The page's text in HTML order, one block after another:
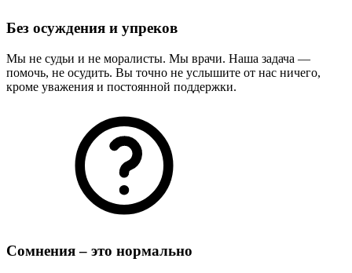
Без осуждения и упреков
Мы не судьи и не моралисты. Мы врачи. Наша задача —
помочь, не осудить. Вы точно не услышите от нас ничего,
кроме уважения и постоянной поддержки.
Сомнения – это нормально